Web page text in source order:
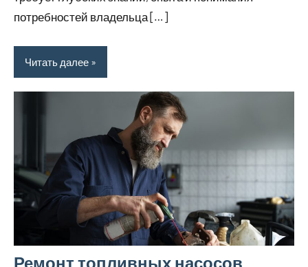
потребностей владельца […]
Читать далее
Ремонт топливных насосов